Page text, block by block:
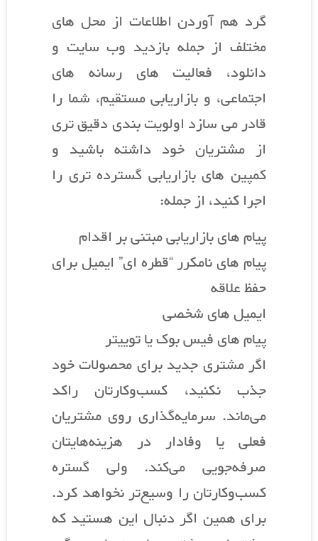
گرد هم آوردن اطلاعات از محل های
مختلف از جمله بازدید وب سایت و
دانلود، فعالیت های رسانه های
اجتماعی، و بازاریابی مستقیم، شما را
قادر می سازد اولویت بندی دقیق تری
از مشتریان خود داشته باشید و
کمپین های بازاریابی گسترده تری را
اجرا کنید، از جمله:
پیام های بازاریابی مبتنی بر اقدام
پیام های نامکرر “قطره ای” ایمیل برای
حفظ علاقه
ایمیل های شخصی
پیام های فیس بوک یا توییتر
اگر مشتری جدید برای محصولات خود
جذب نکنید، کسب‌وکارتان راکد
می‌ماند. سرمایه‌گذاری روی مشتریان
فعلی یا وفادار در هزینه‌هایتان
صرفه‌جویی می‌کند. ولی گستره
کسب‌وکارتان را وسیع‌تر نخواهد کرد.
برای همین اگر دنبال این هستید که